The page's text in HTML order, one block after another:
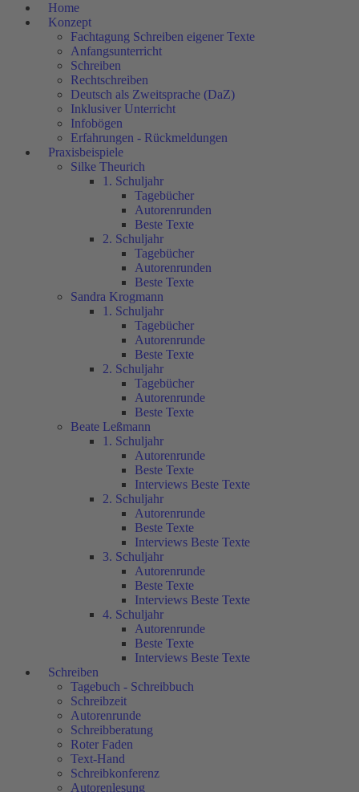
Home
Konzept
Fachtagung Schreiben eigener Texte
Anfangsunterricht
Schreiben
Rechtschreiben
Deutsch als Zweitsprache (DaZ)
Inklusiver Unterricht
Infobögen
Erfahrungen - Rückmeldungen
Praxisbeispiele
Silke Theurich
1. Schuljahr
Tagebücher
Autorenrunden
Beste Texte
2. Schuljahr
Tagebücher
Autorenrunden
Beste Texte
Sandra Krogmann
1. Schuljahr
Tagebücher
Autorenrunde
Beste Texte
2. Schuljahr
Tagebücher
Autorenrunde
Beste Texte
Beate Leßmann
1. Schuljahr
Autorenrunde
Beste Texte
Interviews Beste Texte
2. Schuljahr
Autorenrunde
Beste Texte
Interviews Beste Texte
3. Schuljahr
Autorenrunde
Beste Texte
Interviews Beste Texte
4. Schuljahr
Autorenrunde
Beste Texte
Interviews Beste Texte
Schreiben
Tagebuch - Schreibbuch
Schreibzeit
Autorenrunde
Schreibberatung
Roter Faden
Text-Hand
Schreibkonferenz
Autorenlesung